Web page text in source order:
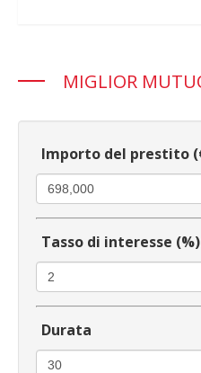
MIGLIOR
Importo del prestito
Tasso di interesse (%)
Durata